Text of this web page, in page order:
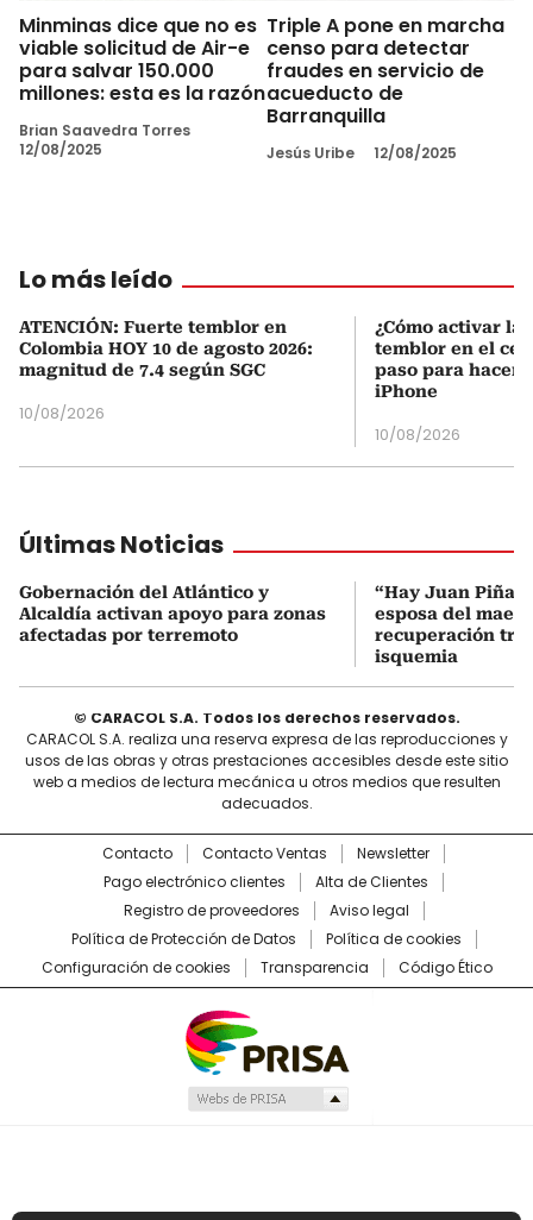
Minminas dice que no es
viable solicitud de Air-e
para salvar 150.000
millones: esta es la razón
Brian Saavedra Torres
12/08/2025
Triple A pone en marcha
censo para detectar
fraudes en servicio de
acueducto de
Barranquilla
Jesús Uribe 12/08/2025
Lo más leído
ATENCIÓN: Fuerte temblor en
Colombia HOY 10 de agosto 2026:
magnitud de 7.4 según SGC
10/08/2026
¿Cómo activar la
temblor en el
paso para
iPhone
10/08/2026
Últimas Noticias
Gobernación del Atlántico y
Alcaldía activan apoyo para zonas
afectadas por terremoto
“Hay Juan Piña
esposa del
recuperación
isquemia
© CARACOL S.A. Todos los derechos reservados.
CARACOL S.A. realiza una reserva expresa de las reproducciones y
usos de las obras y otras prestaciones accesibles desde este sitio
web a medios de lectura mecánica u otros medios que resulten
adecuados.
Contacto Contacto Ventas
Newsletter
Pago electrónico clientes
Alta de Clientes
Registro de proveedores
Aviso legal
Política de Protección de Datos
Política de cookies
Configuración de cookies
Transparencia Código Ético